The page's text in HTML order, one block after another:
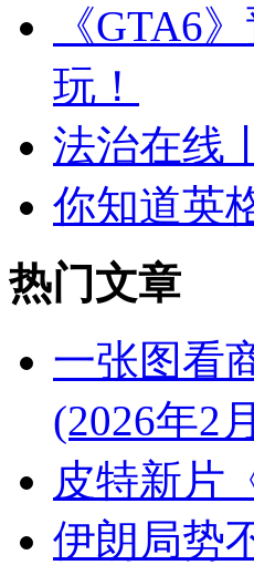
《GTA6
玩！
法治在线
你知道英
热门文章
一张图看
(2026年2
皮特新片
伊朗局势